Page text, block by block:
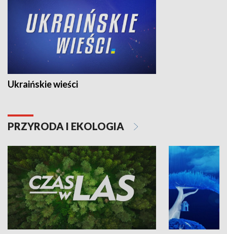
Ukraińskie wieści
PRZYRODA I EKOLOGIA